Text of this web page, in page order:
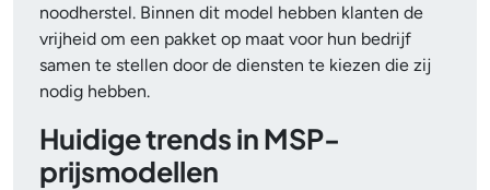
noodherstel. Binnen dit model hebben klanten de
vrijheid om een pakket op maat voor hun bedrijf
samen te stellen door de diensten te kiezen die zij
nodig hebben.
Huidige trends in MSP-
prijsmodellen